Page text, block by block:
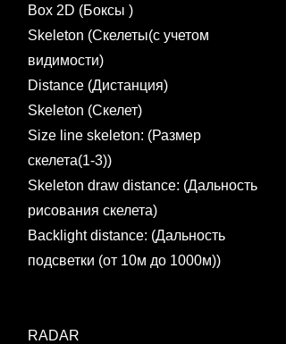
Box 2D (Боксы )
Skeleton (Скелеты(с учетом
видимости)
Distance (Дистанция)
Skeleton (Cкелет)
Size line skeleton: (Размер
скелета(1-3))
Skeleton draw distance: (Дальность
рисования скелета)
Backlight distance: (Дальность
подсветки (от 10м до 1000м))
RADAR